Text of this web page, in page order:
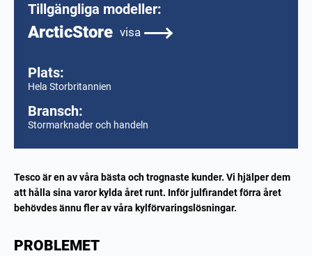
Tillgängliga modeller:
ArcticStore visa
Plats:
Hela Storbritannien
Bransch:
Stormarknader och handeln
Tesco är en av våra bästa och trognaste kunder. Vi hjälper dem
att hålla sina varor kylda året runt. Inför julfirandet förra året
behövdes ännu fler av våra kylförvaringslösningar.
PROBLEMET